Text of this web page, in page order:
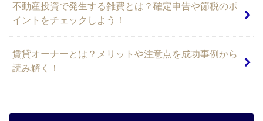
不動産投資で発生する雑費とは？確定申告や節税のポ
イントをチェックしよう！
賃貸オーナーとは？メリットや注意点を成功事例から
読み解く！